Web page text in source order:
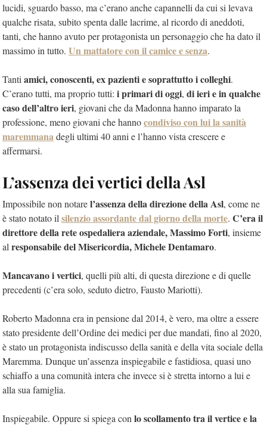
lucidi, sguardo basso, ma c’erano anche capannelli da cui si levava
qualche risata, subito spenta dalle lacrime, al ricordo di aneddoti,
tanti, che hanno avuto per protagonista un personaggio che ha dato il
massimo in tutto. Un mattatore con il camice e senza.
Tanti amici, conoscenti, ex pazienti e soprattutto i colleghi.
C’erano tutti, ma proprio tutti: i primari di oggi, di ierie in qualche
caso dell’altro ieri, giovani che da Madonna hanno imparato la
professione, meno giovani che hannocondiviso con lui la sanità
maremmanadegli ultimi 40 anni e l’hanno vista crescere e
affermarsi.
L’assenza dei vertici della Asl
Impossibile non notarel’assenza della direzione della Asl, come ne
è stato notato il silenzio assordante dal giorno della morte. C’era il
direttore della rete ospedaliera aziendale, Massimo Forti, insieme
al responsabile del Misericordia, Michele Dentamaro.
Mancavano i vertici, quelli più alti, di questa direzione e di quelle
precedenti (c’era solo, seduto dietro, Fausto Mariotti).
Roberto Madonna era in pensione dal 2014, è vero, ma oltre a essere
stato presidente dell’Ordine dei medici per due mandati, fino al 2020,
è stato un protagonista indiscusso della sanità e della vita sociale della
Maremma. Dunque un’assenza inspiegabile e fastidiosa, quasi uno
schiaffo a una comunità intera che invece si è stretta intorno a lui e
alla sua famiglia.
Inspiegabile. Oppure si spiega con lo scollamento tra il vertice e la